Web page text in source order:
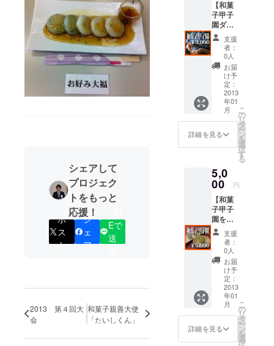
シェアして
プロジェク
トをもっと
応援！
ポ
ス
ト
シ
ェ
ア
Eで
送
2013 第４回大
会
和菓子親善大使
「たいしくん」
をするべく
懸命に勤め
て参る所存
です。
大阪府生菓
子青年クラ
ブは 昭和36
年11月16
日、次世代
の相互親睦
と健全なる
向上のた
め、親組合
である大阪
府生菓子協
同組合の青
年部として
当クラブが
設立致しま
した。今年
設立55周年
を迎えま
【和菓
子甲子
園ダイ
ジェス
トDVD
エンド
ロール
にご協
賛のお
名前掲
載！】
■お礼
メール
■青年ク
ラブＨ
Ｐ・Ｆ
名前の
掲載
■開催報
告書 ■
ダイ
ジェス
トＤＶ
Ｄの送
支援
者：
0人
お届
け予
定：
2013
年01
月
詳細を見る
こ
の
リ
タ
ー
ン
を
選
択
す
る
5,0
00 円
【和菓
子甲子
園を見
に行こ
う！】
■ お礼
メール
■ 青年
クラブ
ＨＰ・
ＦＢに
お名前
の掲
載 ■
開催報
支援
者：
0人
お届
け予
定：
2013
年01
月
詳細を見る
こ
の
リ
タ
ー
ン
を
選
択